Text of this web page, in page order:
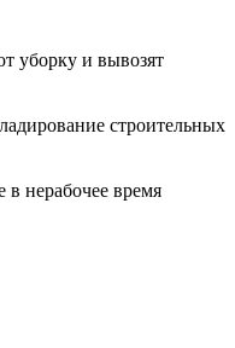
уборку и вывозят
строительных
в нерабочее время